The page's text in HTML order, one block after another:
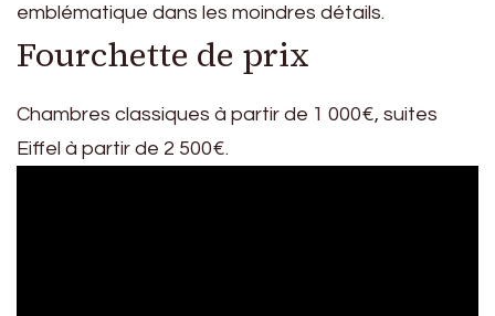
emblématique dans les moindres détails.
Fourchette de prix
Chambres classiques à partir de 1 000€, suites
Eiffel à partir de 2 500€.